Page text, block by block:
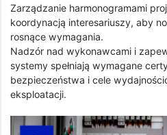
Zarządzanie harmonogramami
koordynacją interesariuszy, aby
rosnące wymagania.
Nadzór nad wykonawcami i
systemy spełniają wymagane
bezpieczeństwa i cele
eksploatacji.